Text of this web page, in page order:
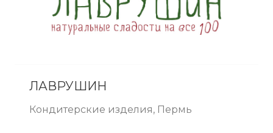
ЛАВРУШИН
Кондитерские изделия, Пермь